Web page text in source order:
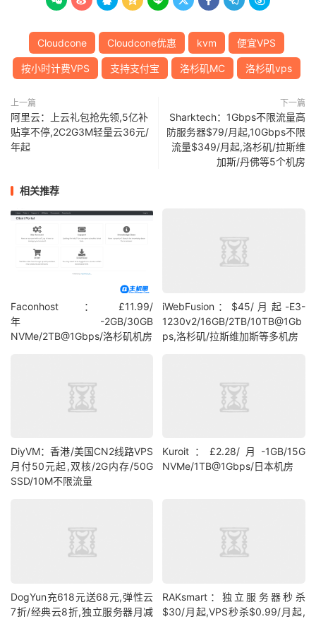
Cloudcone Cloudcone优惠 kvm 便宜VPS
按小时计费VPS 支持支付宝 洛杉矶MC 洛杉矶vps
上一篇
阿里云：上云礼包抢先领,5亿补
贴享不停,2C2G3M轻量云36元/
年起
下一篇
Sharktech：1Gbps不限流量高
防服务器$79/月起,10Gbps不限
流量$349/月起,洛杉矶/拉斯维
加斯/丹佛等5个机房
相关推荐
Faconhost：£11.99/
年-2GB/30GB
NVMe/2TB@1Gbps/洛杉矶机房
iWebFusion：$45/月起-E3-
1230v2/16GB/2TB/10TB@1Gb
ps,洛杉矶/拉斯维加斯等多机房
DiyVM：香港/美国CN2线路VPS
月付50元起,双核/2G内存/50G
SSD/10M不限流量
Kuroit：£2.28/月-1GB/15G
NVMe/1TB@1Gbps/日本机房
DogYun充618元送68元,弹性云
7折/经典云8折,独立服务器月减
RAKsmart：独立服务器秒杀
$30/月起,VPS秒杀$0.99/月起,